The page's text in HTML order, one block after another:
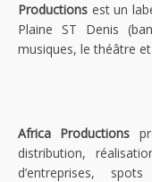
Productions est un
Plaine ST Denis
musiques, le théâtre
Africa Productions
distribution,
d’entreprises,